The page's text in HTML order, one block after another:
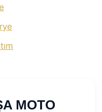
MOTO